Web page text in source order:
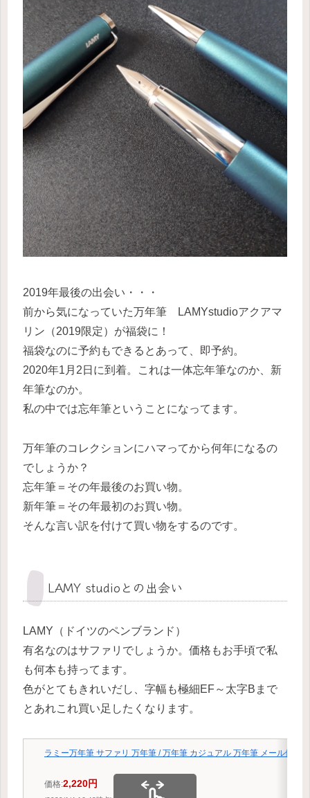
2019年最後の出会い・・・
前から気になっていた万年筆 LAMYstudioアクアマ
リン（2019限定）が福袋に！
福袋なのに予約もできるとあって、即予約。
2020年1月2日に到着。これは一体忘年筆なのか、新
年筆なのか。
私の中では忘年筆ということになってます。
万年筆のコレクションにハマってから何年になるの
でしょうか？
忘年筆＝その年最後のお買い物。
新年筆＝その年最初のお買い物。
そんな言い訳を付けて買い物をするのです。
LAMY studioとの出会い
LAMY（ドイツのペンブランド）
有名なのはサファリでしょうか。価格もお手頃で私
も何本も持ってます。
色がとてもきれいだし、字幅も極細EF～太字Bまで
とあれこれ買い足したくなります。
ラミー万年筆 サファリ 万年筆 / 万年筆 カジュアル 万年筆 メール便送
価格:2,220円